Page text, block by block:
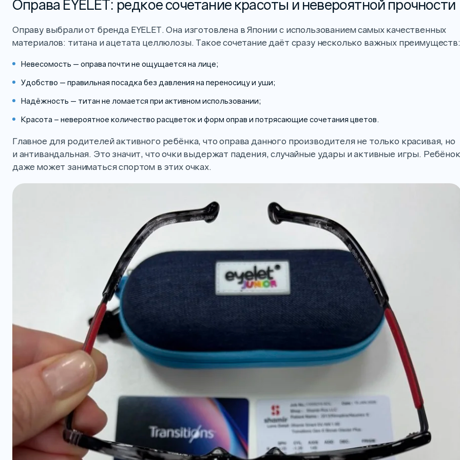
Оправа EYELET: редкое сочетание красоты и невероятной прочности
Оправу выбрали от бренда EYELET. Она изготовлена в Японии с использованием самых качественных
материалов: титана и ацетата целлюлозы. Такое сочетание даёт сразу несколько важных преимуществ:
Невесомость — оправа почти не ощущается на лице;
Удобство — правильная посадка без давления на переносицу и уши;
Надёжность — титан не ломается при активном использовании;
Красота – невероятное количество расцветок и форм оправ и потрясающие сочетания цветов.
Главное для родителей активного ребёнка, что оправа данного производителя не только красивая, но
и антивандальная. Это значит, что очки выдержат падения, случайные удары и активные игры. Ребёнок
даже может заниматься спортом в этих очках.